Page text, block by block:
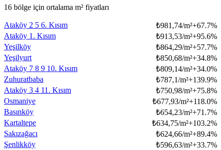
16 bölge için ortalama m² fiyatları
Ataköy 2 5 6. Kısım ₺981,74/m²+67.7%
Ataköy 1. Kısım
₺913,53/m²+95.6%
Yeşilköy
₺864,29/m²+57.7%
Yeşilyurt
₺850,68/m²+34.8%
Ataköy 7 8 9 10. Kısım
₺809,14/m²+34.0%
Zuhuratbaba
₺787,1/m²+139.9%
Ataköy 3 4 11. Kısım
₺750,98/m²+75.8%
Osmaniye
₺677,93/m²+118.0%
Basınköy
₺654,23/m²+71.7%
Kartaltepe
₺634,75/m²+103.2%
Sakızağacı
₺624,66/m²+89.4%
Şenlikköy
₺596,63/m²+33.7%